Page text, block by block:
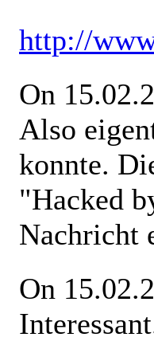
http://
On
Also
konnte.
"Hacked
Nachricht
On